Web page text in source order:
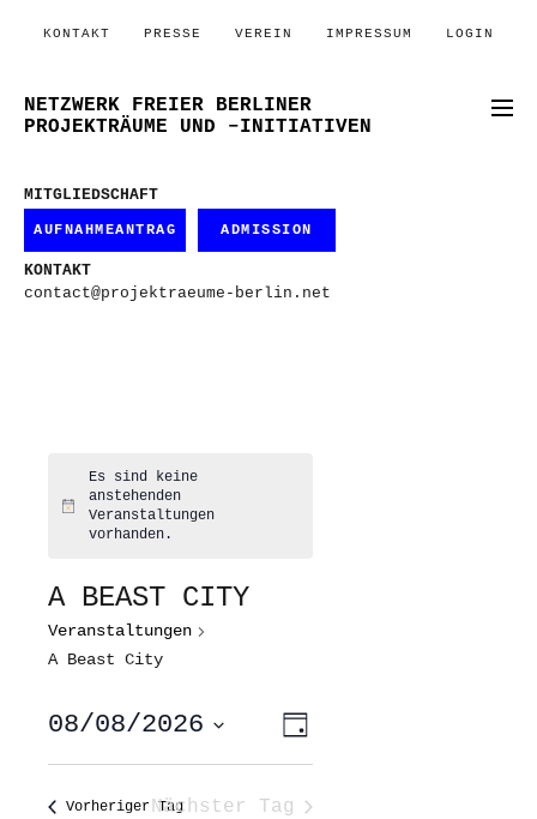
KONTAKT PRESSE VEREIN IMPRESSUM LOGIN
NETZWERK FREIER BERLINER
PROJEKTRÄUME UND –INITIATIVEN
MITGLIEDSCHAFT
AUFNAHMEANTRAG ADMISSION
KONTAKT
contact@projektraeume-berlin.net
Hinweis
Es sind keine
anstehenden
Veranstaltungen
vorhanden.
A BEAST CITY
Veranstaltungen
A Beast City
ANSICHTEN-
NAVIGATION
VERANSTALTUNG
ANSICHTEN-
Tag
08/08/2026
wählen.
Vorheriger TagNächster Tag